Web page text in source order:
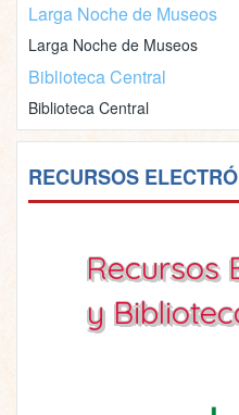
Larga Noche de Museos
Larga Noche de Museos
Biblioteca Central
Biblioteca Central
Recursos
y